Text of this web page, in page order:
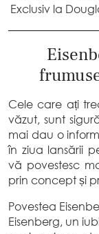
Exclusiv la
Cele care ați
văzut, sunt
mai dau o
în ziua lansării
vă povestesc
prin concept și
Povestea
Eisenberg, un